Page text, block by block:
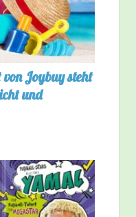
Joybuy steht
und